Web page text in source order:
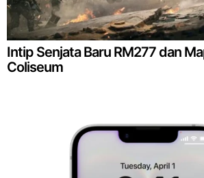
Intip Senjata Baru RM277 dan
Coliseum